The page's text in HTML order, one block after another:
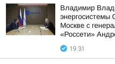
Владимир
энергосистемы
Москве с
«Россети»
19:31